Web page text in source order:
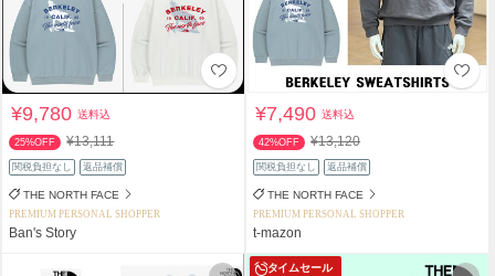
¥9,780送料込
25%OFF ¥13,111
関税負担なし 返品補償
THE NORTH FACE
PREMIUM PERSONAL SHOPPER
Ban's Story
¥7,490送料込
42%OFF ¥13,120
関税負担なし 返品補償
THE NORTH FACE
PREMIUM PERSONAL SHOPPER
t-mazon
タイムセール